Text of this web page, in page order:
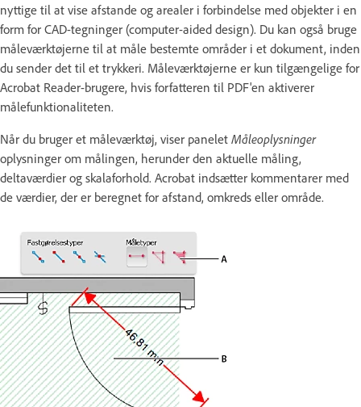
nyttige til at vise afstande og arealer i forbindelse med objekter i en
form for CAD-tegninger (computer-aided design). Du kan også bruge
måleværktøjerne til at måle bestemte områder i et dokument, inden
du sender det til et trykkeri. Måleværktøjerne er kun tilgængelige for
Acrobat Reader-brugere, hvis forfatteren til PDF'en aktiverer
målefunktionaliteten.
Når du bruger et måleværktøj, viser panelet Måleoplysninger
oplysninger om målingen, herunder den aktuelle måling,
deltaværdier og skalaforhold. Acrobat indsætter kommentarer med
de værdier, der er beregnet for afstand, omkreds eller område.